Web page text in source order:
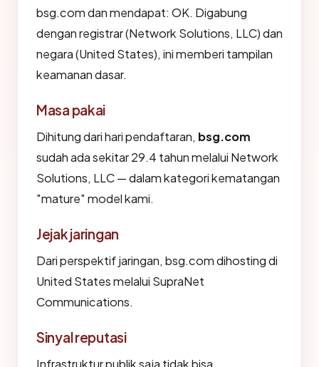
bsg.com dan mendapat: OK. Digabung
dengan registrar (Network Solutions, LLC) dan
negara (United States), ini memberi tampilan
keamanan dasar.
Masa pakai
Dihitung dari hari pendaftaran, bsg.com
sudah ada sekitar 29.4 tahun melalui Network
Solutions, LLC — dalam kategori kematangan
"mature" model kami.
Jejak jaringan
Dari perspektif jaringan, bsg.com dihosting di
United States melalui SupraNet
Communications.
Sinyal reputasi
Infrastruktur publik saja tidak bisa